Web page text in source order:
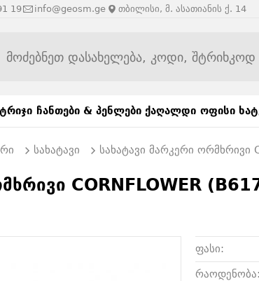
19 info@geosm.ge თბილისი, მ. ასათიანის ქ. 14
ჩანთები & პენლები ქაღალდი ოფისი
სახატავი სახატავი მარკერი ორმხრივი
CORNFLOWER
ფასი:
რაოდენობა: